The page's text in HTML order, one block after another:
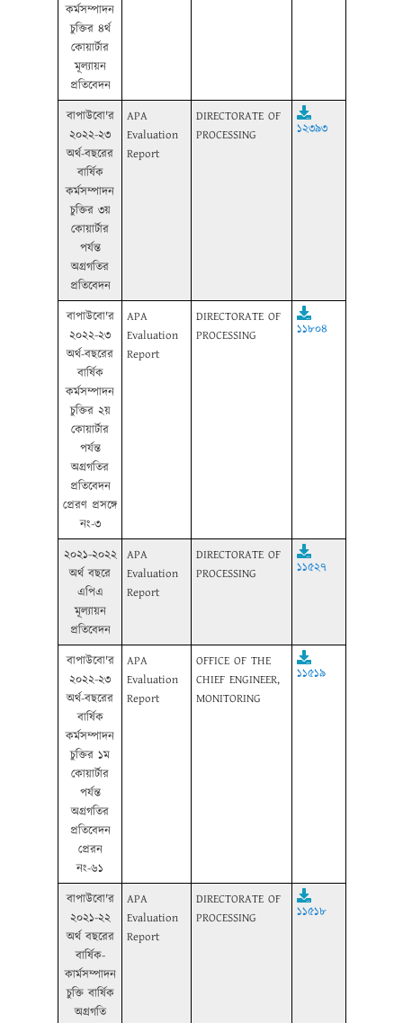
কর্মসম্পাদন
চুক্তির ৪র্থ
কোয়ার্টার
মূল্যায়ন
প্রতিবেদন
বাপাউবো'র
২০২২-২৩
অর্থ-বছরের
বার্ষিক
কর্মসম্পাদন
চুক্তির ৩য়
কোয়ার্টার
পর্যন্ত
অগ্রগতির
প্রতিবেদন
APA
Evaluation
Report
DIRECTORATE OF
PROCESSING
১২৩৯৩
বাপাউবো'র
২০২২-২৩
অর্থ-বছরের
বার্ষিক
কর্মসম্পাদন
চুক্তির ২য়
কোয়ার্টার
পর্যন্ত
অগ্রগতির
প্রতিবেদন
প্রেরণ প্রসঙ্গে
নং-৩
APA
Evaluation
Report
DIRECTORATE OF
PROCESSING
১১৮০৪
২০২১-২০২২
অর্থ বছরে
এপিএ
মূল্যায়ন
প্রতিবেদন
APA
Evaluation
Report
DIRECTORATE OF
PROCESSING
১১৫২৭
বাপাউবো'র
২০২২-২৩
অর্থ-বছরের
বার্ষিক
কর্মসম্পাদন
চুক্তির ১ম
কোয়ার্টার
পর্যন্ত
অগ্রগতির
প্রতিবেদন
প্রেরন
নং-৬১
APA
Evaluation
Report
OFFICE OF THE
CHIEF ENGINEER,
MONITORING
১১৫১৯
বাপাউবো'র
২০২১-২২
অর্থ বছরের
বার্ষিক-
কার্মসম্পাদন
চুক্তি বার্ষিক
অগ্রগতি
APA
Evaluation
Report
DIRECTORATE OF
PROCESSING
১১৫১৮